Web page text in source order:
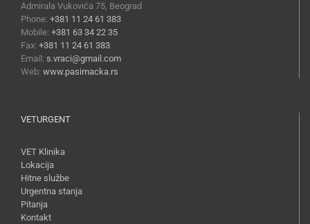
Admirala Vukovića 75, Beograd
Phone: +381 11 24 61 383
Mobile: +381 63 34 22 35
Fax: +381 11 24 61 383
Email: s.vraci@gmail.com
Web: www.pasimacka.rs
VETURGENT
VET Klinika
Lokacija
Hitne službe
Urgentna stanja
Pitanja
Kontakt